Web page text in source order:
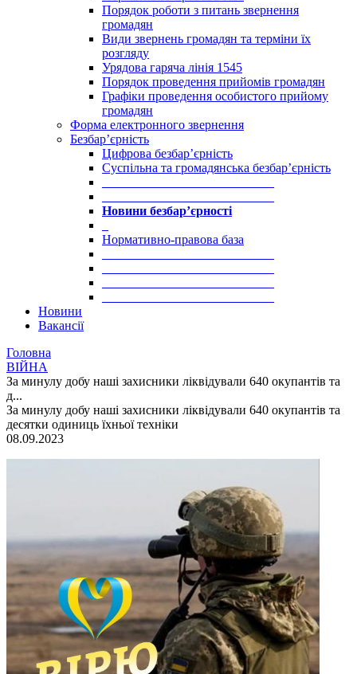
Порядок роботи з питань звернення
громадян
Види звернень громадян та терміни їх
розгляду
Урядова гаряча лінія 1545
Порядок проведення прийомів громадян
Графіки проведення особистого прийому
громадян
Форма електронного звернення
Безбар’єрність
Цифрова безбар’єрність
Суспільна та громадянська безбар’єрність
Новини безбар’єрності
Нормативно-правова база
Новини
Вакансії
Головна
ВІЙНА
За минулу добу наші захисники ліквідували 640 окупантів та
д...
За минулу добу наші захисники ліквідували 640 окупантів та
десятки одиниць їхньої техніки
08.09.2023